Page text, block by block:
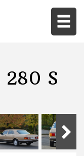
280 S